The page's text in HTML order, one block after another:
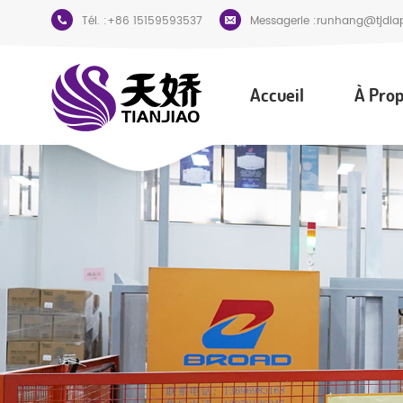
Tél. :+86 15159593537 Messagerie :
Accueil À